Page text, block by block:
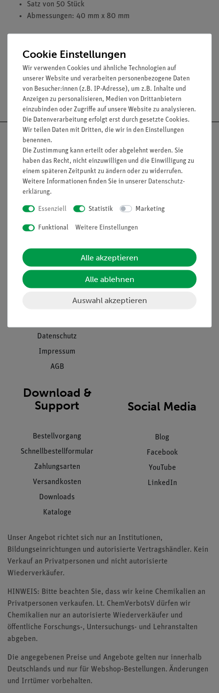
Satz von 50 Stück
Abmessungen: 40 mm x 80 mm
Media / Downloads
Versandkostenfrei ab 300,- €
Nach oben
Informationen
Projekte und Lösungen
Stellenangebote
Datenschutz
Impressum
AGB
Service
Beratung & Showroom
Inventarisierungs- &
Einräumservice
Inbetriebnahme & Schulungen
Download &
Support
Bestellvorgang
Schnellbestellformular
Zahlungsarten
Versandkosten
Downloads
Kataloge
Social Media
Blog
Facebook
YouTube
LinkedIn
Unser Angebot richtet sich nur an Institutionen,
Bildungseinrichtungen und autorisierte Vertragshändler. Kein
Verkauf an Privatpersonen und nicht autorisierte
Wiederverkäufer.
HINWEIS: Bitte beachten Sie, dass wir keine Chemikalien an
Privatpersonen verkaufen. Lt. ChemVerbotsV dürfen wir
Chemikalien nur an autorisierte Wiederverkäufer und
öffentliche Forschungs-, Untersuchungs- und Lehranstalten
abgeben.
Die angegebenen Preise und Angebote gelten nur innerhalb
Deutschlands und nur für Webshop-Bestellungen. Änderungen
und Irrtümer vorbehalten.
Cookie Einstellungen
Wir verwenden Cookies und ähnliche Technologien auf
unserer Website und verarbeiten personenbezogene Daten
von Besucher:innen (z.B. IP-Adresse), um z.B. Inhalte und
Anzeigen zu personalisieren, Medien von Drittanbietern
einzubinden oder Zugriffe auf unsere Website zu analysieren.
Die Datenverarbeitung erfolgt erst durch gesetzte Cookies.
Wir teilen Daten mit Dritten, die wir in den Einstellungen
benennen.
Die Zustimmung kann erteilt oder abgelehnt werden. Sie
haben das Recht, nicht einzuwilligen und die Einwilligung zu
einem späteren Zeitpunkt zu ändern oder zu widerrufen.
Weitere Informationen finden Sie in unserer Daten­schutz­
erklärung.
Essenziell Statistik Marketing
Funktional Weitere Einstellungen
Alle akzeptieren
Alle ablehnen
Auswahl akzeptieren